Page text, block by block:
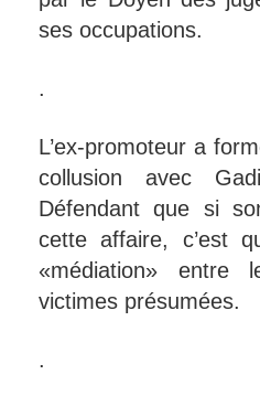
ses occupations.
.
L’ex-promoteur a
collusion avec
Défendant que si
cette affaire, c’est
«médiation»
victimes présumées.
.